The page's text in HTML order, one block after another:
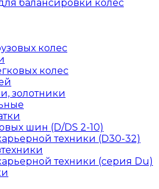
балансировки колес
колес
колес
золотники
шин (D/DS 2-10)
техники (D30-32)
техники (серия Du)